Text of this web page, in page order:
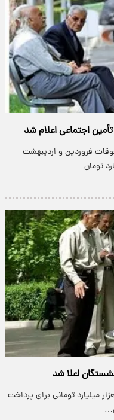
اجتماعی اعلام شد
فروردین و اردیبهشت
اعلا شد
سازمان تأمین اجتماعی از نیاز ۸۲ هزار میلیارد تومانی برای پرداخت